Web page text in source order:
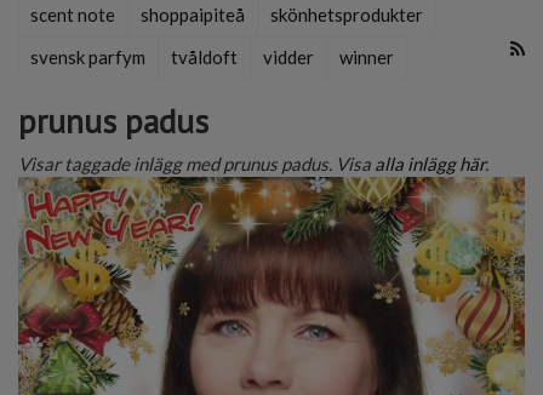
scent note
shoppaipiteå
skönhetsprodukter
svensk parfym
tvåldoft vidder winner
prunus padus
Visar taggade inlägg med prunus padus. Visa alla inlägg här.